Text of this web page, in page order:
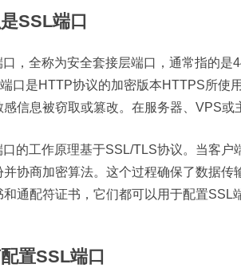
SSL端口
口，全称为安全套接层端口，通常指的是
口是HTTP协议的加密版本HTTPS所使
感信息被窃取或篡改。在服务器、VPS或
口的工作原理基于SSL/TLS协议。当客
并协商加密算法。这个过程确保了数据
和通配符证书，它们都可以用于配置SSL
置SSL端口